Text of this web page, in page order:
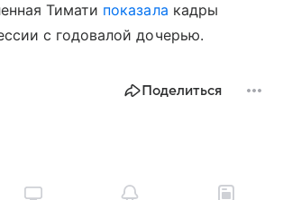
Тимати показала кадры
с годовалой дочерью.
Поделиться